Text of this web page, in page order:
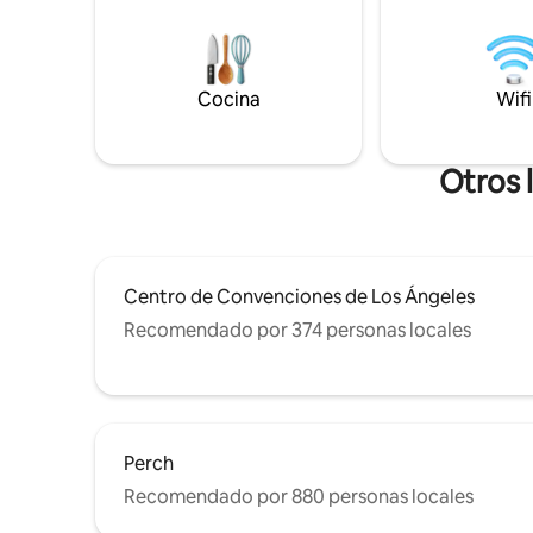
y AppleTV+), estacionamiento para 2
coches con cargador eléctrico de nivel 2.
Nota: No se permiten reuniones sociales
ni noches ruidosas hasta tarde. Interior =
cuadrados.
respeta
normas
celebrar
entrada
Cocina Wifi
Otros
Centro de Convenciones de Los Ángeles
Recomendado por 374 personas locales
Perch
Recomendado por 880 personas locales